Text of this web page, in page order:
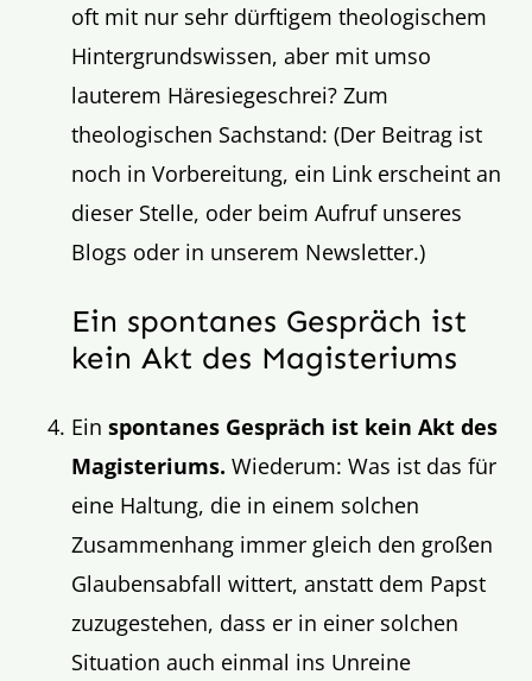
oft mit nur sehr dürftigem theologischem
Hintergrundswissen, aber mit umso
lauterem Häresiegeschrei? Zum
theologischen Sachstand: (Der Beitrag ist
noch in Vorbereitung, ein Link erscheint an
dieser Stelle, oder beim Aufruf unseres
Blogs oder in unserem Newsletter.)
Ein spontanes Gespräch ist
kein Akt des Magisteriums
Ein spontanes Gespräch ist kein Akt des
Magisteriums. Wiederum: Was ist das für
eine Haltung, die in einem solchen
Zusammenhang immer gleich den großen
Glaubensabfall wittert, anstatt dem Papst
zuzugestehen, dass er in einer solchen
Situation auch einmal ins Unreine